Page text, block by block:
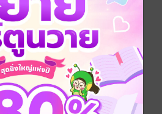
....และตั้งแต่คืนนั้นเป็นต้นมา ชีวิต
ปโดยสิ้นเชิง
เพลงรดา
Audio(สารบัญ)